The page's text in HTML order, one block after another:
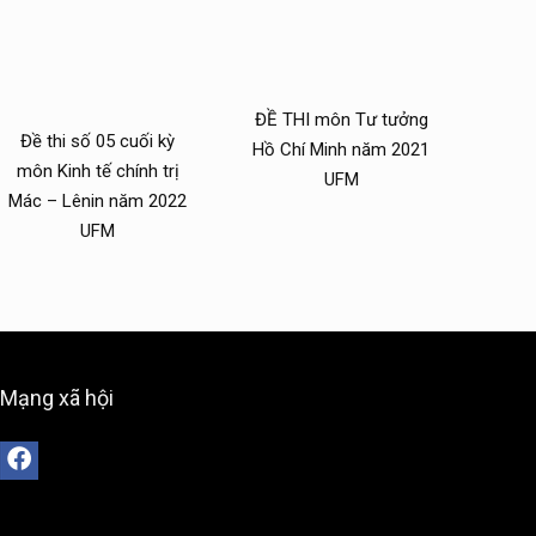
Đề thi số 05 cuối kỳ
môn Kinh tế chính trị
Mác – Lênin năm 2022
UFM
ĐỀ THI môn Tư tưởng
Hồ Chí Minh năm 2021
UFM
Mạng xã hội